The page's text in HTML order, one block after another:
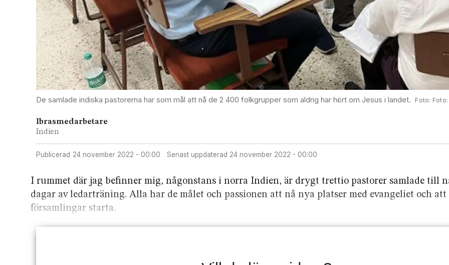
De samlade indiska pastorerna har som mål att nå de 2 400 folkgrupper som aldrig har hört om Jesus i landet.
Ibrasmedarbetare
Indien
Publicerad 24 november 2022 - 00:00 Senast uppdaterad 24 november 2022 - 00:00
I rummet där jag befinner mig, någonstans i norra Indien, är drygt trettio pastorer samlade till
dagar av ledarträning. Alla har de målet och passionen att nå nya platser med evangeliet och att
församlingar starta.